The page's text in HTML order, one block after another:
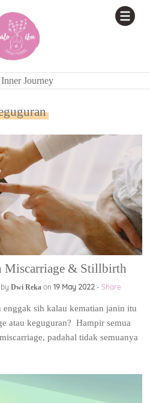
Journey
Miscarriage & Stillbirth
byDwi Reka on19 May 2022 -Share
sih kalau kematian janin itu
atau keguguran? Hampir semua
padahal tidak semuanya